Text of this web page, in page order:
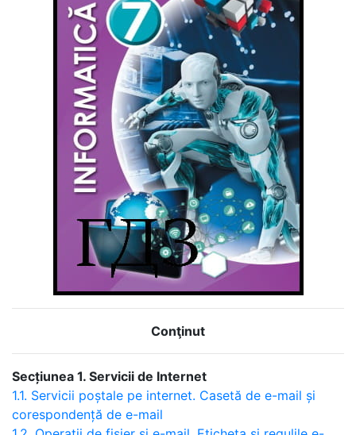
Conţinut
Secțiunea 1. Servicii de Internet
1.1. Servicii poștale pe internet. Casetă de e-mail și
corespondență de e-mail